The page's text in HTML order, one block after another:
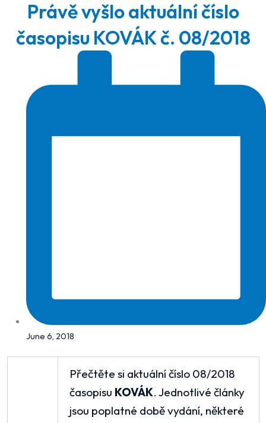
Právě vyšlo aktuální číslo
časopisu KOVÁK č. 08/2018
June 6, 2018
Přečtěte si aktuální číslo 08/2018
časopisu KOVÁK. Jednotlivé články
jsou poplatné době vydání, některé